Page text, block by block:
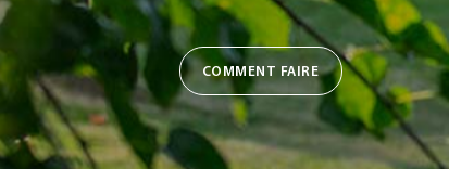
COMMENT FAIRE